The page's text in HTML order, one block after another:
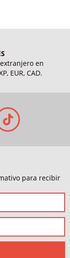
en
EUR, CAD.
para recibir